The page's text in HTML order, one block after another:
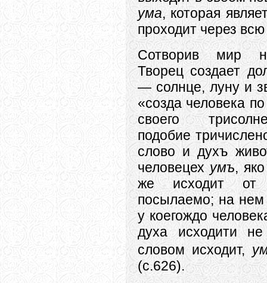
ума, которая
проходит через
Сотворив мир
Творец создает
— солнце, луну и
«созда человека
своего
подобие
слово и духъ
человецехумъ,
же исходит
посылаемо; на нем
у коегождо
духа исходити
словом исходит,
(с.626).